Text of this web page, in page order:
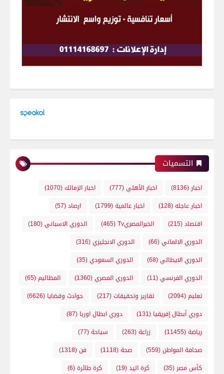
التسميات
اخبار (8136) اخبار الأهلي(777) اخبار الزمالك(1070)
اخبار عاجله(128) اخبار عالمية(1799) ارصاد(57)
اقتصاد(215) الخبرالمصريTv (465) الدوري الاسباني(180)
الدوري الالماني(66) الدوري الانجليزي(316)
الدوري الايطالي(68) الدوري السعودي(35)
الدوري الفرنسي(11) الدوري المصري(1360) المظاليم(65)
تعليم(2094) تقارير وتحقيقات(217) حوادث وقضايا (6626)
دوري أبطال إفريقيا (131) دوري ابطال اوربا (87)
رياضة(11455) زراعة(263) سياحة(77)
صحافة المواطن(559) صحة(1118) فن(1318)
كأس مصر (35) كرة اليد(19) كرة طائرة(6)